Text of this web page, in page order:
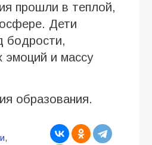
прошли в теплой,
Дети
бодрости,
эмоций и массу
образования.
,